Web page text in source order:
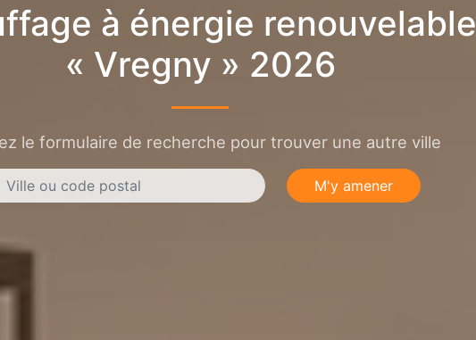
à énergie renouvelable
« Vregny » 2026
le formulaire de recherche pour trouver une autre ville
M'y amener